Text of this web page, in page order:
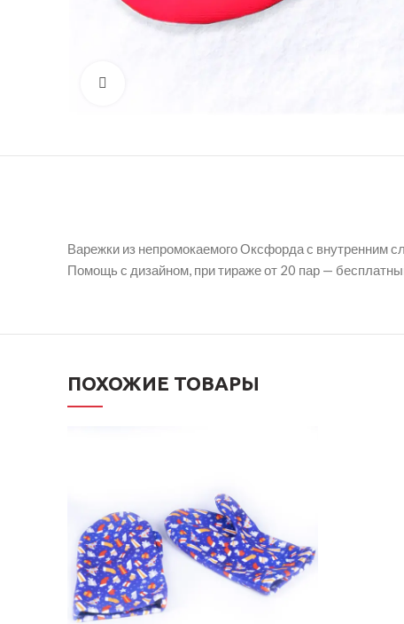
Варежки из непромокаемого Оксфорда с внутренним
Помощь с дизайном, при тираже от 20 пар —
ПОХОЖИЕ ТОВАРЫ